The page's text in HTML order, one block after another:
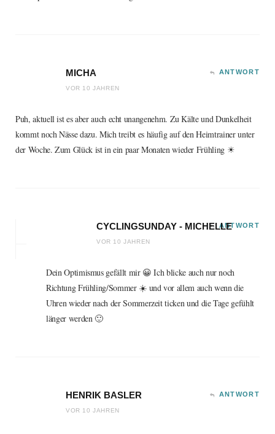
MICHA
VOR 10 JAHREN
ANTWORT
Puh, aktuell ist es aber auch echt unangenehm. Zu Kälte und Dunkelheit
kommt noch Nässe dazu. Mich treibt es häufig auf den Heimtrainer unter
der Woche. Zum Glück ist in ein paar Monaten wieder Frühling ☀
CYCLINGSUNDAY - MICHELLE
VOR 10 JAHREN
ANTWORT
Dein Optimismus gefällt mir 😀 Ich blicke auch nur noch
Richtung Frühling/Sommer ☀️ und vor allem auch wenn die
Uhren wieder nach der Sommerzeit ticken und die Tage gefühlt
länger werden 🙂
HENRIK BASLER
VOR 10 JAHREN
ANTWORT